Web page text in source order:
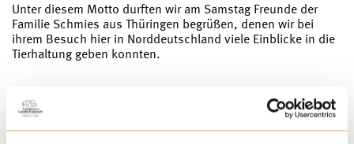
Unter diesem Motto durften wir am Samstag Freunde der
Familie Schmies aus Thüringen begrüßen, denen wir bei
ihrem Besuch hier in Norddeutschland viele Einblicke in die
Tierhaltung geben konnten.